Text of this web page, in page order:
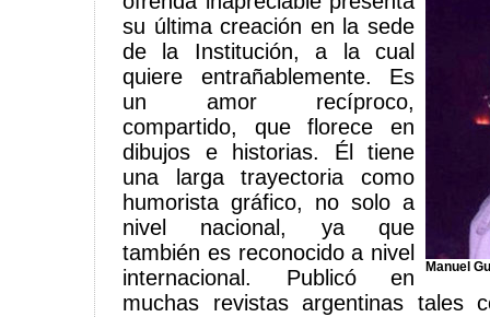
Manuel
su última creación en la sede
de la Institución, a la cual
quiere entrañablemente. Es
un amor recíproco,
compartido, que florece en
dibujos e historias. Él tiene
una larga trayectoria como
humorista gráfico, no solo a
nivel nacional, ya que
también es reconocido a nivel
internacional. Publicó en
muchas revistas argentinas tales